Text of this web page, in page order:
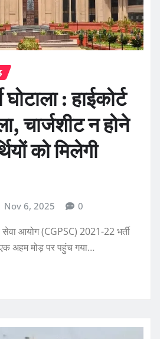
घोटाला : हाईकोर्ट
चार्जशीट न होने
को मिलेगी
Nov 6, 2025 0
आयोग (CGPSC) 2021-22 भर्ती
अहम मोड़ पर पहुंच गया…